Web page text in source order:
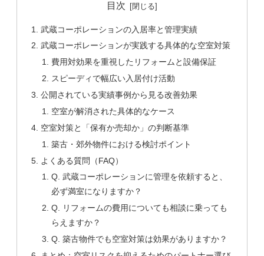
目次
武蔵コーポレーションの入居率と管理実績
武蔵コーポレーションが実践する具体的な空室対策
費用対効果を重視したリフォームと設備保証
スピーディで幅広い入居付け活動
公開されている実績事例から見る改善効果
空室が解消された具体的なケース
空室対策と「保有か売却か」の判断基準
築古・郊外物件における検討ポイント
よくある質問（FAQ）
Q. 武蔵コーポレーションに管理を依頼すると、
必ず満室になりますか？
Q. リフォームの費用についても相談に乗っても
らえますか？
Q. 築古物件でも空室対策は効果がありますか？